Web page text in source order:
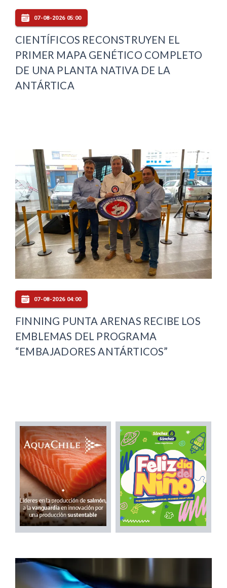
07-08-2026 05:00
CIENTÍFICOS RECONSTRUYEN EL
PRIMER MAPA GENÉTICO COMPLETO
DE UNA PLANTA NATIVA DE LA
ANTÁRTICA
07-08-2026 04:00
FINNING PUNTA ARENAS RECIBE LOS
EMBLEMAS DEL PROGRAMA
“EMBAJADORES ANTÁRTICOS”